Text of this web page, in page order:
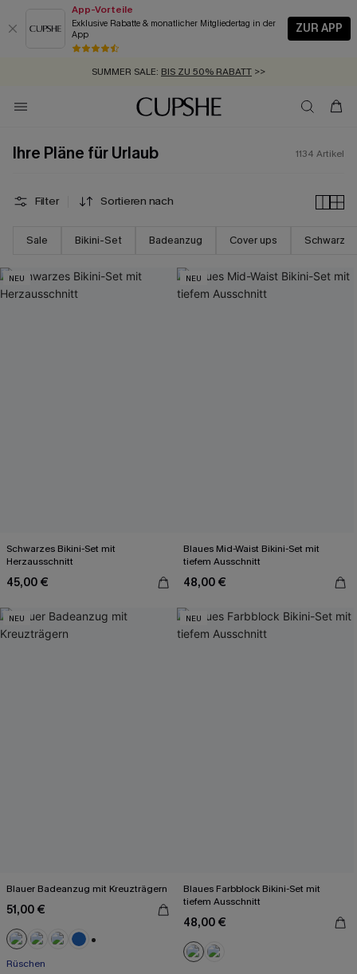
App-Vorteile
Exklusive Rabatte & monatlicher Mitgliedertag in der
App
ZUR APP
GRATIS MASSBAND MIT JEDEM SCHNELLVERSAND-ARTIKEL >>
SUMMER SALE:
ZUM NEWSLETTER:BIS ZU -20% EXTRA ERHALTEN
KOSTENLOSER VERSAND AB 89 €
Ihre Pläne für Urlaub 1134 Artikel
Filter Sortieren nach
Sale Bikini-Set Badeanzug Cover ups Schwarz
NEU
Schwarzes Bikini-Set mit
Herzausschnitt
45,00 €
NEU
Blaues Mid-Waist Bikini-Set mit
tiefem Ausschnitt
48,00 €
NEU
Blauer Badeanzug mit Kreuzträgern
51,00 €
Rüschen
NEU
Blaues Farbblock Bikini-Set mit
tiefem Ausschnitt
48,00 €